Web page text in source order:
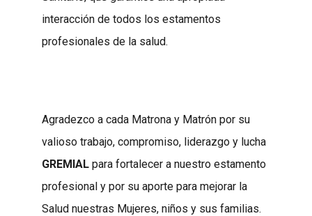
interacción de todos los estamentos
profesionales de la salud.
Agradezco a cada Matrona y Matrón por su
valioso trabajo, compromiso, liderazgo y lucha
GREMIAL para fortalecer a nuestro estamento
profesional y por su aporte para mejorar la
Salud nuestras Mujeres, niños y sus familias.